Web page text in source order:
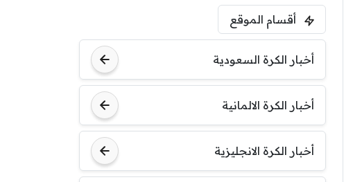
فرينتسفاروشي ريال مدريد
مباراة ودية
نوتنغهام
فورست
8:00 م
أقسام الموقع
أخبار الكرة السعودية
أخبار الكرة الالمانية
أخبار الكرة الانجليزية